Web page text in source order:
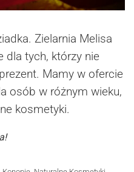
Zielarnia Melisa
dla tych, którzy nie
Mamy w ofercie
osób w różnym wieku,
kosmetyki.